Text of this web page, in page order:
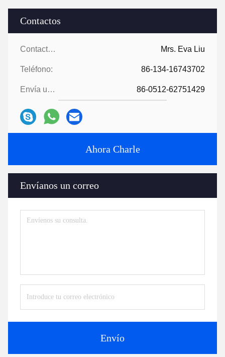
Contactos
Contactos: Mrs. Eva Liu
Teléfono: 86-134-16743702
Envía un fax.: 86-0512-62751429
Ahora Charle
Envíanos un correo
Envío